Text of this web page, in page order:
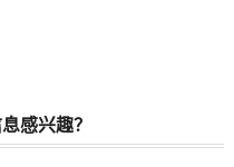
感兴趣？